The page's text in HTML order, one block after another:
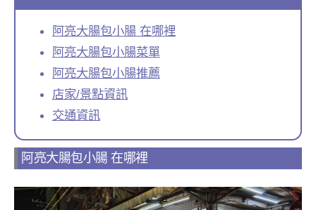
阿亮大腸包小腸 在哪裡
阿亮大腸包小腸菜單
阿亮大腸包小腸推薦
店家/景點資訊
交通資訊
阿亮大腸包小腸 在哪裡